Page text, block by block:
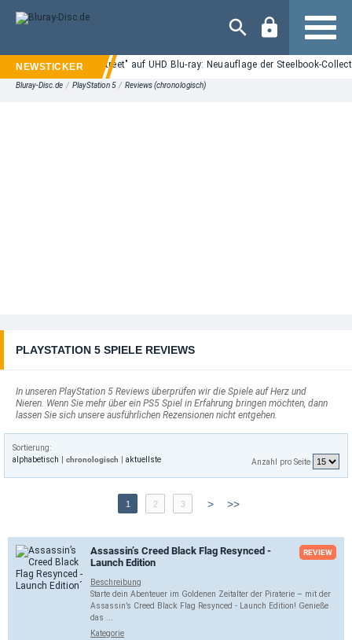
Navigation
"Nightmare on Elm Street" auf UHD Blu-ray: Neuauflage der Steelbook-
Bluray-Disc.de / PlayStation 5 / Reviews (chronologisch)
PLAYSTATION 5 SPIELE REVIEWS
In unseren PlayStation 5 Reviews überprüfen wir die Spiele auf Herz und
Nieren. Wenn Sie mehr über ein PS5 Spiel in Erfahrung bringen möchten, dann
lassen Sie sich unsere ausführlichen Rezensionen nicht entgehen.
Sortierung:
alphabetisch
chronologisch aktuellste Anzahl pro Seite
1 2 3 > >>
Assassin’s Creed Black Flag Resynced -
Launch Edition
REVIEW
Beschreibung
Starte dein Abenteuer im Goldenen Zeitalter der Piraterie – mit der
Assassin’s Creed Black Flag Resynced - Launch Edition! Genieße
das ...
Kategorie